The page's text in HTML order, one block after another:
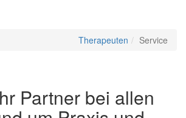
Therapeuten Service
Partner bei allen